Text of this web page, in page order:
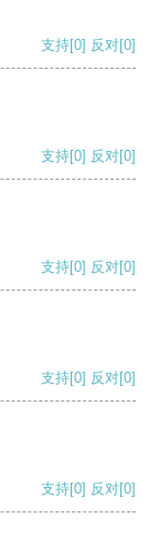
支持[0] 反对[0]
支持[0] 反对[0]
支持[0] 反对[0]
支持[0] 反对[0]
支持[0] 反对[0]